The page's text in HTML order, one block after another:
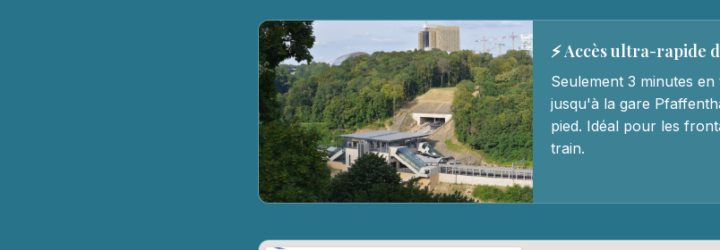
⚡ Accès ultra-rapide
Seulement 3 minutes
jusqu'à la gare
pied. Idéal pour les
train.